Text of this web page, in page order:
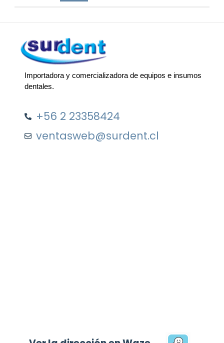
Importadora y comercializadora de equipos e insumos
dentales.
+56 2 23358424
ventasweb@surdent.cl